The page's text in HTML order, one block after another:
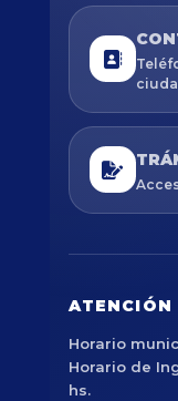
ATENCIÓN
Horario
Horario de
hs.